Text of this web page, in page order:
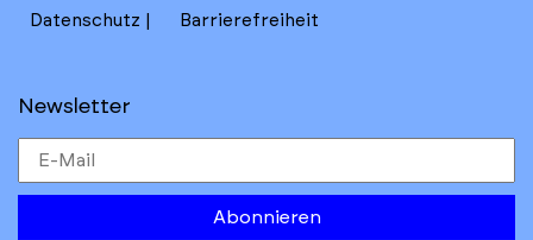
Datenschutz Barrierefreiheit
Newsletter
Abonnieren